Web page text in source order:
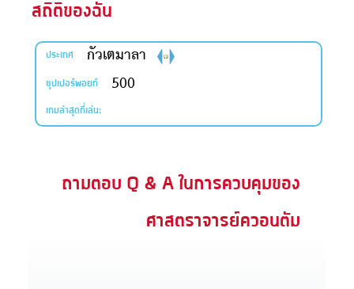
อกอากาศสถิติของฉัน
ประเทศ กัวเตมาลา
ซุปเปอร์พอยท์ 500
เกมล่าสุดที่เล่น:
ถามตอบ Q & A ในการควบคุมของ
ศาสตราจารย์ควอนตัม